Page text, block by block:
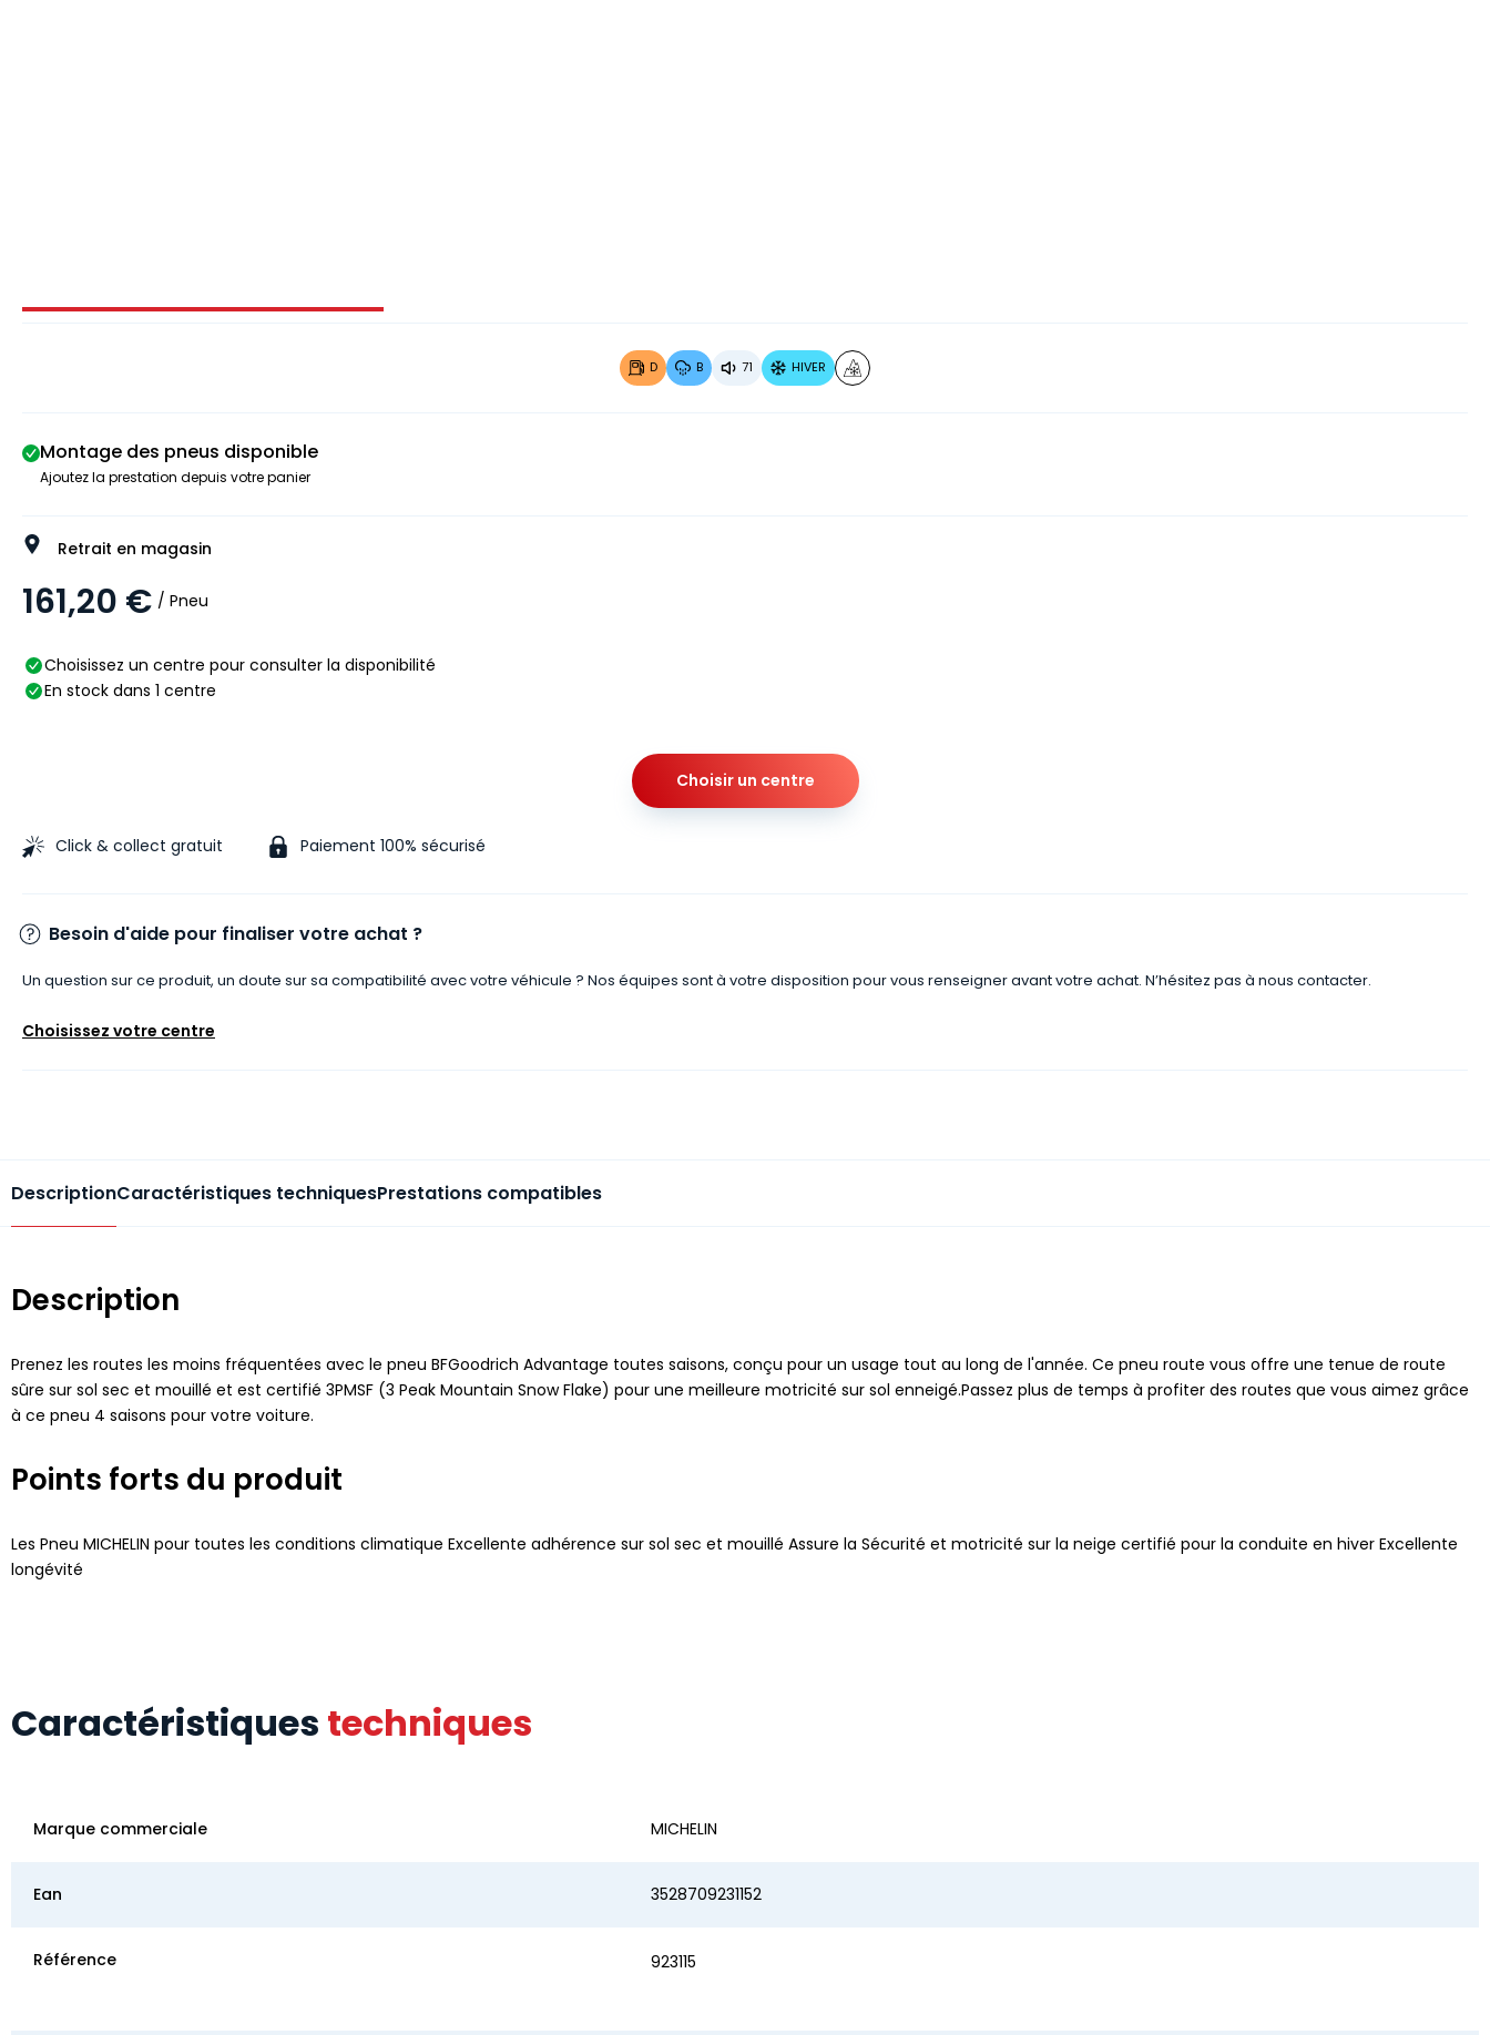
Image 1 sur 5
D B 71 HIVER
Montage des pneus disponible
Ajoutez la prestation depuis votre panier
Retrait en magasin
161,20 € / Pneu
Choisissez un centre pour consulter la disponibilité
En stock dans 1 centre
Choisir un centre
Click & collect gratuit Paiement 100% sécurisé
Besoin d'aide pour finaliser votre achat ?
Un question sur ce produit, un doute sur sa compatibilité avec votre véhicule ? Nos équipes sont à votre disposition pour vous renseigner avant votre achat. N’hésitez pas à nous contacter.
Choisissez votre centre
DescriptionCaractéristiques techniquesPrestations compatibles
Description
Prenez les routes les moins fréquentées avec le pneu BFGoodrich Advantage toutes saisons, conçu pour un usage tout au long de l'année. Ce pneu route vous offre une tenue de route
sûre sur sol sec et mouillé et est certifié 3PMSF (3 Peak Mountain Snow Flake) pour une meilleure motricité sur sol enneigé.Passez plus de temps à profiter des routes que vous aimez grâce
à ce pneu 4 saisons pour votre voiture.
Points forts du produit
Les Pneu MICHELIN pour toutes les conditions climatique Excellente adhérence sur sol sec et mouillé Assure la Sécurité et motricité sur la neige certifié pour la conduite en hiver Excellente
longévité
Caractéristiques techniques
Marque commerciale MICHELIN
Ean 3528709231152
Référence 923115